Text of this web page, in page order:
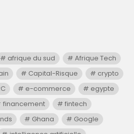
afrique du sud
Afrique Tech
Capital-Risque
crypto
e-commerce
egypte
financement
fintech
Ghana
Google